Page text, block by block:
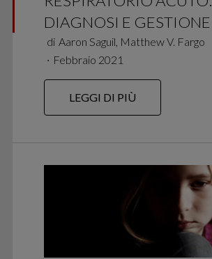
DIAGNOSI E GESTIONE
di Aaron Saguil, Matthew V. Fargo
∙ Febbraio 2021
LEGGI DI PIÙ